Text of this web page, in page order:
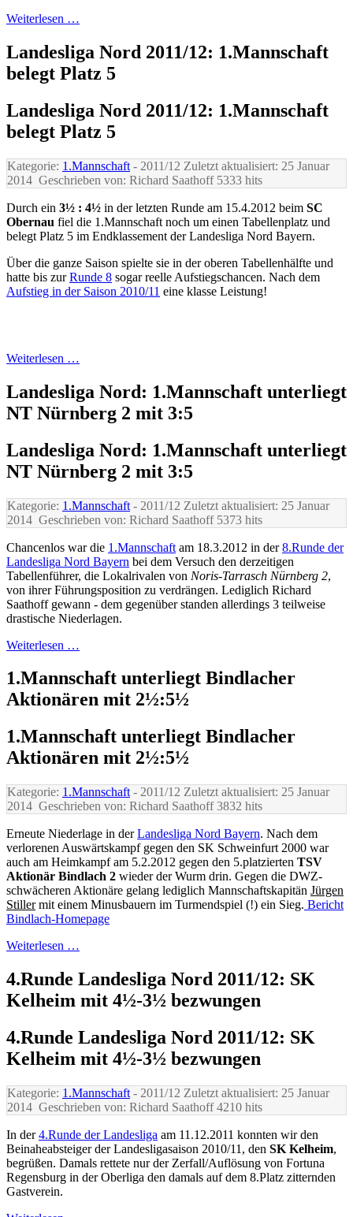
Weiterlesen …
Landesliga Nord 2011/12: 1.Mannschaft
belegt Platz 5
Landesliga Nord 2011/12: 1.Mannschaft
belegt Platz 5
Kategorie: 1.Mannschaft - 2011/12 Zuletzt aktualisiert: 25 Januar
2014 Geschrieben von: Richard Saathoff5333 hits
Durch ein 3½ : 4½ in der letzten Runde am 15.4.2012 beim SC
Obernau fiel die 1.Mannschaft noch um einen Tabellenplatz und
belegt Platz 5 im Endklassement der Landesliga Nord Bayern.
Über die ganze Saison spielte sie in der oberen Tabellenhälfte und
hatte bis zurRunde 8 sogar reelle Aufstiegschancen. Nach dem
Aufstieg in der Saison 2010/11 eine klasse Leistung!
Weiterlesen …
Landesliga Nord: 1.Mannschaft unterliegt
NT Nürnberg 2 mit 3:5
Landesliga Nord: 1.Mannschaft unterliegt
NT Nürnberg 2 mit 3:5
Kategorie: 1.Mannschaft - 2011/12 Zuletzt aktualisiert: 25 Januar
2014 Geschrieben von: Richard Saathoff5373 hits
Chancenlos war die 1.Mannschaft am 18.3.2012 in der8.Runde der
Landesliga Nord Bayern bei dem Versuch den derzeitigen
Tabellenführer, die Lokalrivalen von Noris-Tarrasch Nürnberg 2,
von ihrer Führungsposition zu verdrängen. Lediglich Richard
Saathoff gewann - dem gegenüber standen allerdings 3 teilweise
drastische Niederlagen.
Weiterlesen …
1.Mannschaft unterliegt Bindlacher
Aktionären mit 2½:5½
1.Mannschaft unterliegt Bindlacher
Aktionären mit 2½:5½
Kategorie: 1.Mannschaft - 2011/12 Zuletzt aktualisiert: 25 Januar
2014 Geschrieben von: Richard Saathoff3832 hits
Erneute Niederlage in derLandesliga Nord Bayern. Nach dem
verlorenen Auswärtskampf gegen den SK Schweinfurt 2000 war
auch am Heimkampf am 5.2.2012 gegen den 5.platzierten TSV
Aktionär Bindlach 2 wieder der Wurm drin. Gegen die DWZ-
schwächeren Aktionäre gelang lediglich Mannschaftskapitän Jürgen
Stillermit einem Minusbauern im Turmendspiel (!) ein Sieg. Bericht
Bindlach-Homepage
Weiterlesen …
4.Runde Landesliga Nord 2011/12: SK
Kelheim mit 4½-3½ bezwungen
4.Runde Landesliga Nord 2011/12: SK
Kelheim mit 4½-3½ bezwungen
Kategorie: 1.Mannschaft - 2011/12 Zuletzt aktualisiert: 25 Januar
2014 Geschrieben von: Richard Saathoff4210 hits
In der4.Runde der Landesliga am 11.12.2011 konnten wir den
Beinaheabsteiger der Landesligasaison 2010/11, den SK Kelheim,
begrüßen. Damals rettete nur der Zerfall/Auflösung von Fortuna
Regensburg in der Oberliga den damals auf dem 8.Platz zitternden
Gastverein.